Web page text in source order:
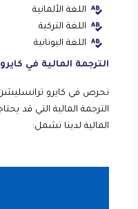
اللغة الألمانية
اللغة التركية
اللغة اليونانية
الترجمة المالية في
نحرص في كايرو
الترجمة المالية التي قد
المالية لدينا تشمل: